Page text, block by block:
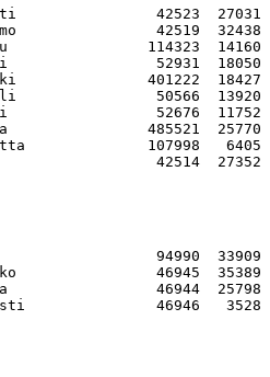
42523  27031
42519  32438
114323  14160
52931  18050
401222  18427
50566  13920
52676  11752
485521  25770
107998   6405
94990  33909
46945  35389
46944  25798